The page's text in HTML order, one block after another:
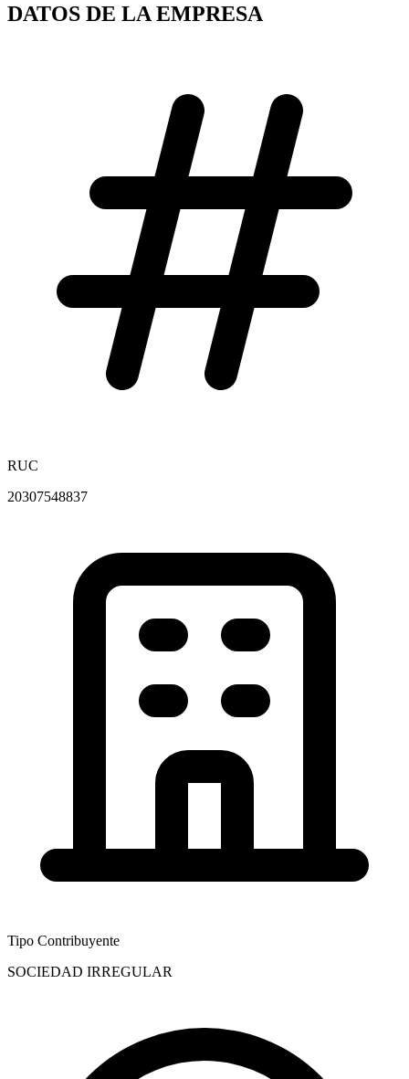
DATOS DE LA EMPRESA
RUC
20307548837
Tipo Contribuyente
SOCIEDAD IRREGULAR